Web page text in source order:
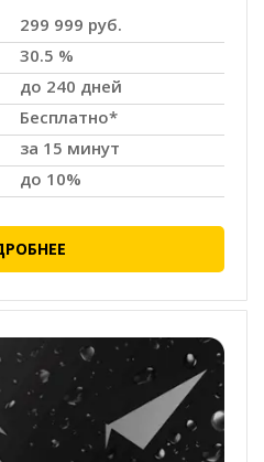
299 999 руб.
30.5 %
до 240 дней
Бесплатно*
за 15 минут
до 10%